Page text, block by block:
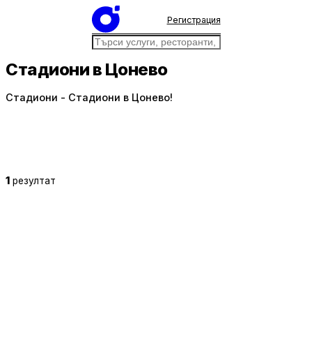
Регистрация
Стадиони в Цонево
Стадиони - Стадиони в Цонево!
1 резултат